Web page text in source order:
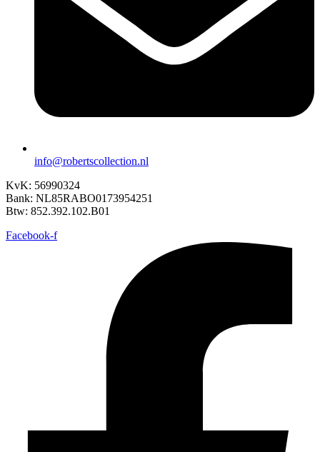
info@robertscollection.nl
KvK: 56990324
Bank: NL85RABO0173954251
Btw: 852.392.102.B01
Facebook-f